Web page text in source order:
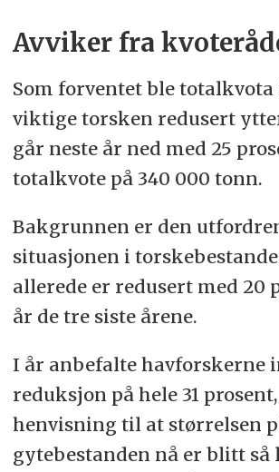
Forvaltningen av
Den norsk-russiske
fiskerikommisjonen
snabeluer og blåkveite.
Totalkvoten av torsk
Norge, Russland og
Avviker fra
Som forventet ble totalkvota
viktige torsken redusert
går neste år ned med 25
totalkvote på 340 000 tonn.
Bakgrunnen er den
situasjonen i
allerede er redusert med 20
år de tre siste årene.
I år anbefalte havforskerne
reduksjon på hele 31
henvisning til at størrelsen
gytebestanden nå er blitt så